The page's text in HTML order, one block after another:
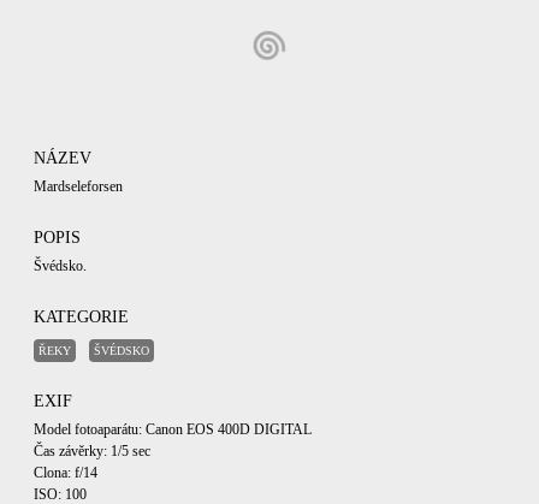
NÁZEV
Mardseleforsen
POPIS
Švédsko.
KATEGORIE
ŘEKY ŠVÉDSKO
EXIF
Model fotoaparátu: Canon EOS 400D DIGITAL
Čas závěrky: 1/5 sec
Clona: f/14
ISO: 100